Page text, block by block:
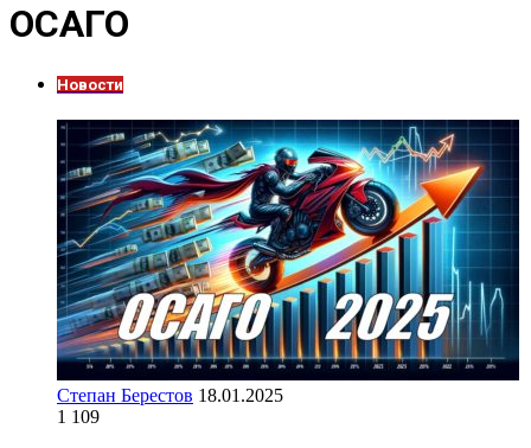
ОСАГО
Новости
Степан Берестов 18.01.2025
1 109